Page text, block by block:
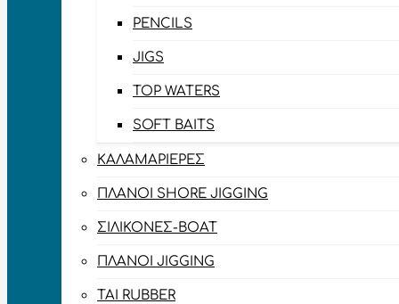
PENCILS
JIGS
TOP WATERS
SOFT BAITS
ΚΑΛΑΜΑΡΙΈΡΕΣ
ΠΛΆΝΟΙ SHORE JIGGING
ΣΙΛΙΚΌΝΕΣ-BOAT
ΠΛΆΝΟΙ JIGGING
TAI RUBBER